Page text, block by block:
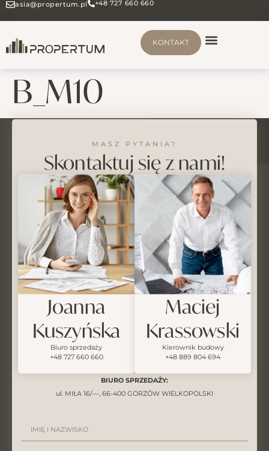
asia@propertum.pl +48 727 660 660
KONTAKT
B_M10
MASZ PYTANIA?
Skontaktuj się z nami!
Joanna
Kuszyńska
Biuro sprzedaży
+48 727 660 660
Maciej
Krassowski
Kierownik budowy
+48 889 804 694
BIURO SPRZEDAŻY:
ul. MIŁA 16/—, 66-400 GORZÓW WIELKOPOLSKI